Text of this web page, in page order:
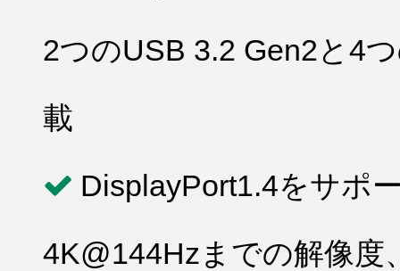
2つのUSB 3.2 Gen2と4
載
DisplayPort1.4をサポ
4K@144Hzまでの解像度